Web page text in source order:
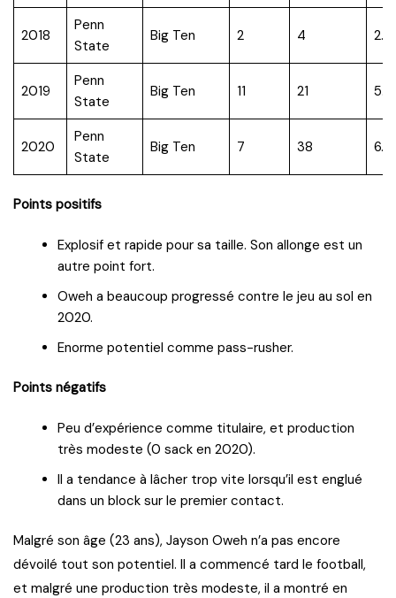
2018
Penn
State
Big Ten 2 4 2.0
2019
Penn
State
Big Ten 11 21 5.0
2020
Penn
State
Big Ten 7 38 6.5
Points positifs
Explosif et rapide pour sa taille. Son allonge est un
autre point fort.
Oweh a beaucoup progressé contre le jeu au sol en
2020.
Enorme potentiel comme pass-rusher.
Points négatifs
Peu d’expérience comme titulaire, et production
très modeste (0 sack en 2020).
Il a tendance à lâcher trop vite lorsqu’il est englué
dans un block sur le premier contact.
Malgré son âge (23 ans), Jayson Oweh n’a pas encore
dévoilé tout son potentiel. Il a commencé tard le football,
et malgré une production très modeste, il a montré en